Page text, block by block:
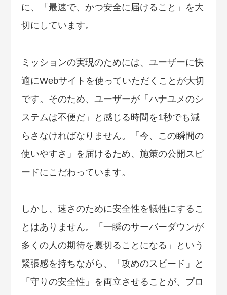
に、「最速で、かつ安全に届けること」を大
切にしています。
ミッションの実現のためには、ユーザーに快
適にWebサイトを使っていただくことが大切
です。そのため、ユーザーが「ハナユメのシ
ステムは不便だ」と感じる時間を1秒でも減
らさなければなりません。「今、この瞬間の
使いやすさ」を届けるため、施策の公開スピ
ードにこだわっています。
しかし、速さのために安全性を犠牲にするこ
とはありません。「一瞬のサーバーダウンが
多くの人の期待を裏切ることになる」という
緊張感を持ちながら、「攻めのスピード」と
「守りの安全性」を両立させることが、プロ